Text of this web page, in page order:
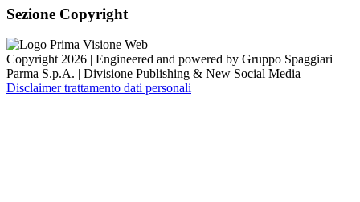
Sezione Copyright
Copyright 2026 | Engineered and powered by Gruppo Spaggiari
Parma S.p.A. | Divisione Publishing & New Social Media
Disclaimer trattamento dati personali